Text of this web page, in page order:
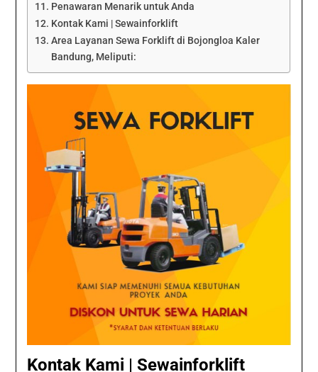
Penawaran Menarik untuk Anda
Kontak Kami | Sewainforklift
Area Layanan Sewa Forklift di Bojongloa Kaler
Bandung, Meliputi:
Kontak Kami | Sewainforklift